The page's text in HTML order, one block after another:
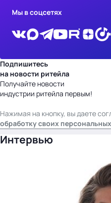
Мы в соцсетях
Подпишитесь
на новости ритейла
Получайте новости
индустрии ритейла первым!
Нажимая на кнопку, вы даете
обработку своих
Интервью